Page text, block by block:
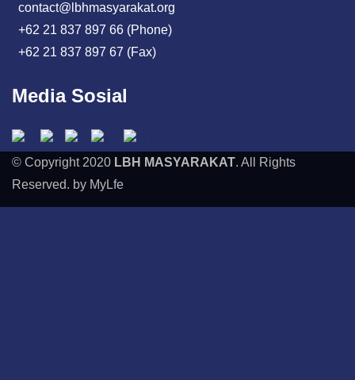
contact@lbhmasyarakat.org
+62 21 837 897 66 (Phone)
+62 21 837 897 67 (Fax)
Media Sosial
© Copyright 2020 LBH MASYARAKAT. All Rights
Reserved. by MyLfe